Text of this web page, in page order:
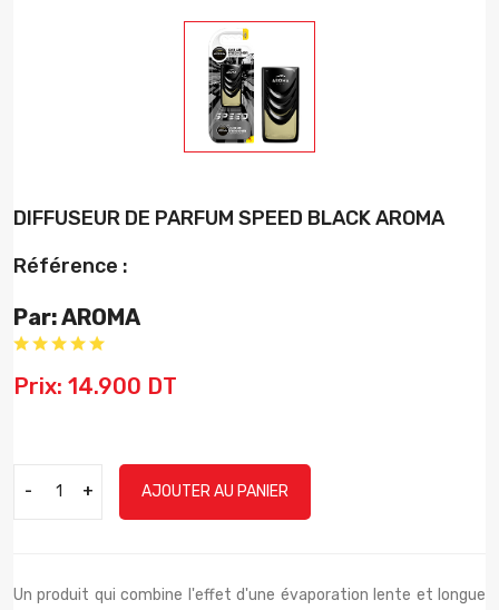
DIFFUSEUR DE PARFUM SPEED BLACK AROMA
Référence :
Par: AROMA
Prix: 14.900 DT
- + AJOUTER AU PANIER
Un produit qui combine l'effet d'une évaporation lente et longue